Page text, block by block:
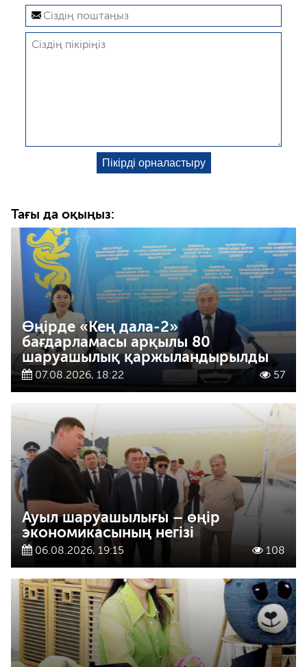
Тағы да оқыңыз:
Өңірде «Кең дала-2»
бағдарламасы арқылы 80
шаруашылық қаржыландырылды
07.08.2026, 18:22 57
Ауыл шаруашылығы – өңір
экономикасының негізі
06.08.2026, 19:15 108